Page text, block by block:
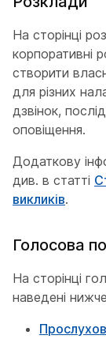
На сторінці
корпоративні
створити
для різних
дзвінок,
оповіщення.
Додаткову
див. в статті
викликів.
Голосова
На сторінці
наведені нижче